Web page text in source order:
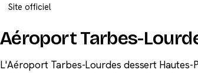
Site officiel
Aéroport Tarbes-
L'Aéroport Tarbes-Lourdes dessert Hautes-